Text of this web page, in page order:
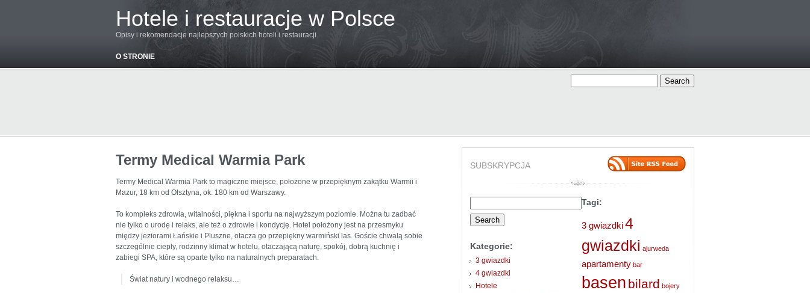
Hotele i restauracje w Polsce
Opisy i rekomendacje najlepszych polskich hoteli i restauracji.
O STRONIE
Termy Medical Warmia Park
Termy Medical Warmia Park to magiczne miejsce, położone w przepięknym zakątku Warmii i
Mazur, 18 km od Olsztyna, ok. 180 km od Warszawy.
To kompleks zdrowia, witalności, piękna i sportu na najwyższym poziomie. Można tu zadbać
nie tylko o urodę i relaks, ale też o zdrowie i kondycję. Hotel położony jest na przesmyku
między jeziorami Łańskie i Pluszne, otacza go przepiękny warmiński las. Goście chwalą sobie
szczególnie ciepły, rodzinny klimat w hotelu, otaczającą naturę, spokój, dobrą kuchnię i
zabiegi SPA, które są oparte tylko na naturalnych preparatach.
Świat natury i wodnego relaksu…
SUBSKRYPCJA
for:
Kategorie:
3 gwiazdki
4 gwiazdki
Hotele
Tagi:
3 gwiazdki4
gwiazdki ajurweda
apartamenty bar
basen bilard bojery